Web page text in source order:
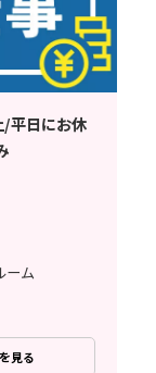
/平日にお休
ーム
見る